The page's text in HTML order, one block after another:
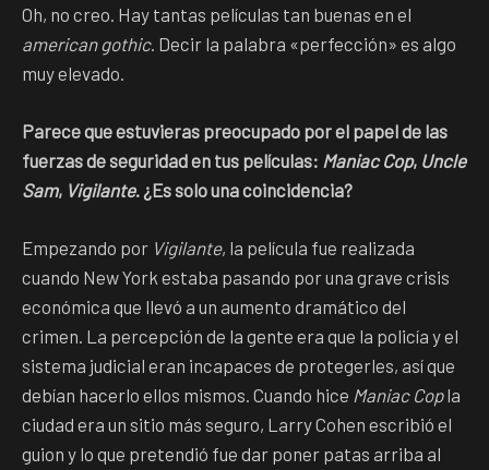
Oh, no creo. Hay tantas películas tan buenas en el
american gothic. Decir la palabra «perfección» es algo
muy elevado.
Parece que estuvieras preocupado por el papel de las
fuerzas de seguridad en tus películas: Maniac Cop, Uncle
Sam, Vigilante. ¿Es solo una coincidencia?
Empezando por Vigilante, la película fue realizada
cuando New York estaba pasando por una grave crisis
económica que llevó a un aumento dramático del
crimen. La percepción de la gente era que la policía y el
sistema judicial eran incapaces de protegerles, así que
debían hacerlo ellos mismos. Cuando hice Maniac Copla
ciudad era un sitio más seguro, Larry Cohen escribió el
guion y lo que pretendió fue dar poner patas arriba al